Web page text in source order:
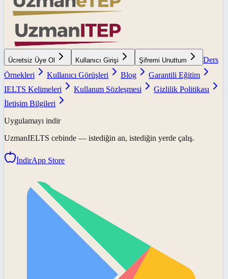
Ücretsiz Üye Ol Kullanıcı Girişi Şifremi Unuttum
Ders
Örnekleri
Kullanıcı Görüşleri Blog
Garantili Eğitim
IELTS Kelimeleri
Kullanım Sözleşmesi
Gizlilik Politikası
İletişim Bilgileri
Uygulamayı indir
UzmanIELTS cebinde — istediğin an, istediğin yerde çalış.
İndirApp Store